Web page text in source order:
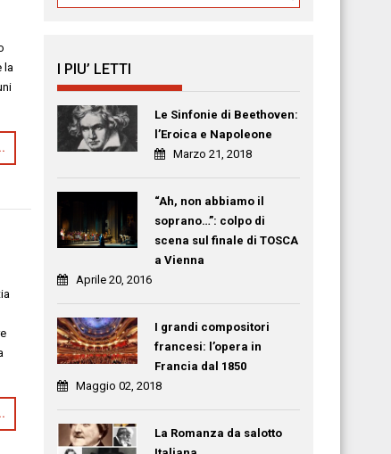
la
I PIU’ LETTI
Le Sinfonie di Beethoven:
l’Eroica e Napoleone
Marzo 21, 2018
“Ah, non abbiamo il
soprano…”: colpo di
scena sul finale di TOSCA
a Vienna
Aprile 20, 2016
I grandi compositori
francesi: l’opera in
Francia dal 1850
Maggio 02, 2018
La Romanza da salotto